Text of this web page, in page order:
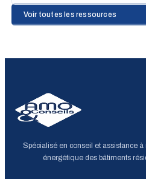
Voir toutes les ressources
Spécialisé en conseil et assistance
énergétique des bâtiments